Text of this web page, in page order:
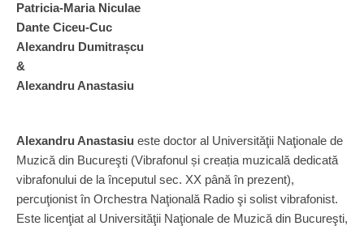
Patricia-Maria Niculae
Dante Ciceu-Cuc
Alexandru Dumitrașcu
&
Alexandru Anastasiu
Alexandru Anastasiu este doctor al Universităţii Naţionale de
Muzică din Bucureşti (Vibrafonul și creația muzicală dedicată
vibrafonului de la începutul sec. XX până în prezent),
percuţionist în Orchestra Naţională Radio şi solist vibrafonist.
Este licenţiat al Universităţii Naţionale de Muzică din Bucureşti,